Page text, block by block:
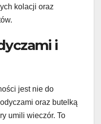
kolacji oraz
i
jest nie do
oraz butelką
umili wieczór. To